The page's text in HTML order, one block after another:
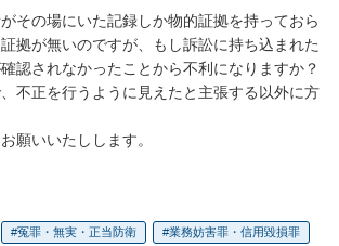
その場にいた記録しか物的証拠を持っておら
拠が無いのですが、もし訴訟に持ち込まれた
認されなかったことから不利になりますか？
不正を行うように見えたと主張する以外に方
願いいたしします。
冤罪・無実・正当防衛 業務妨害罪・信用毀損罪